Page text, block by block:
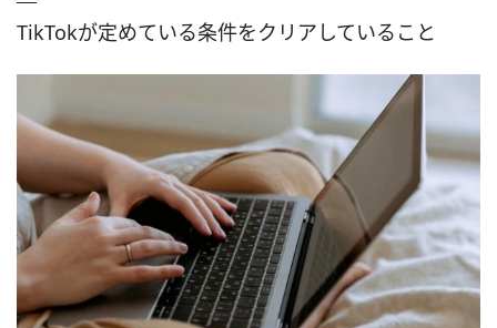
TikTokが定めている条件をクリアしていること